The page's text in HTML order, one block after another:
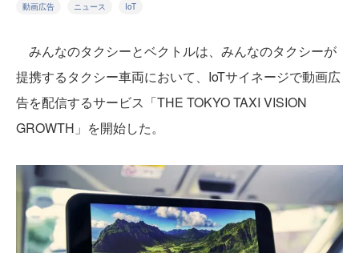
動画広告 ニュース IoT
みんなのタクシーとベクトルは、みんなのタクシーが
提携するタクシー車両において、IoTサイネージで動画広
告を配信するサービス「THE TOKYO TAXI VISION
GROWTH」を開始した。